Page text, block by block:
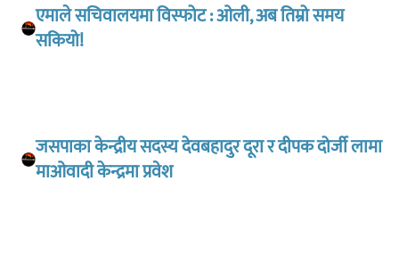
एमाले सचिवालयमा विस्फोट : ओली, अब तिम्रो समय
सकियो!
जसपाका केन्द्रीय सदस्य देवबहादुर दूरा र दीपक दोर्जी लामा
माओवादी केन्द्रमा प्रवेश